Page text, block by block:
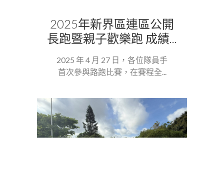
2025年新界區連區公開
長跑暨親子歡樂跑 成績...
2025 年 4 月 27 日，各位隊員手
首次參與路跑比賽，在賽程全...